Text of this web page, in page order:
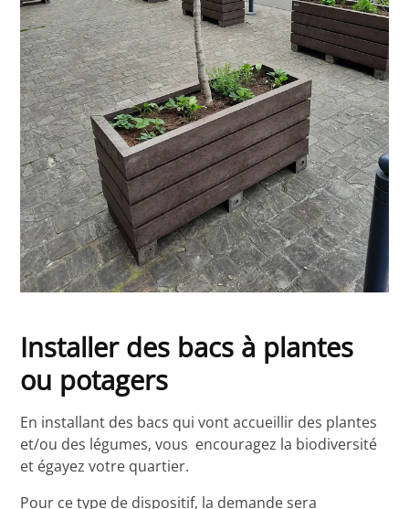
Installer des bacs à plantes
ou potagers
En installant des bacs qui vont accueillir des plantes
et/ou des légumes, vous encouragez la biodiversité
et égayez votre quartier.
Pour ce type de dispositif, la demande sera